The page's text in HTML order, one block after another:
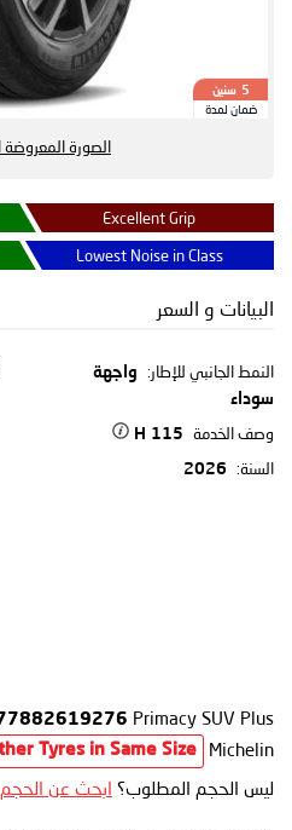
5 سنين
ضمان لمدة
الصورة المعروضة
Excellent Grip
Lowest Noise in Class
البيانات و السعر
النمط الجانبي للإطار:
واجهة
سوداء
وصف الخدمة 115 H
السنة: 2026
Primacy SUV Plus
Michelin
Tyres in Same Size
ليس الحجم المطلوب؟ ابحث عن